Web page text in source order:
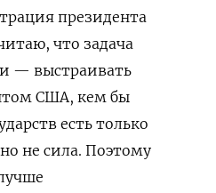
президента
что задача
— выстраивать
США, кем бы
есть только
не сила. Поэтому